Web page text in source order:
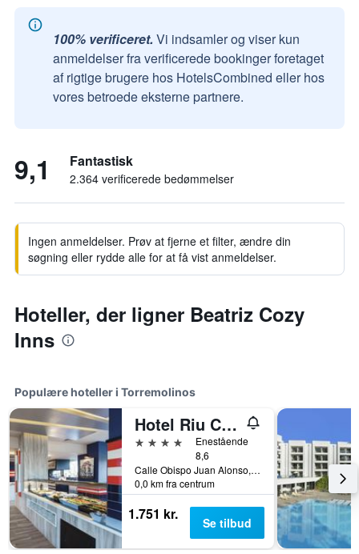
100% verificeret. Vi indsamler og viser kun
anmeldelser fra verificerede bookinger foretaget
af rigtige brugere hos HotelsCombined eller hos
vores betroede eksterne partnere.
9,1 Fantastisk
2.364 verificerede bedømmelser
Ingen anmeldelser. Prøv at fjerne et filter, ændre din
søgning eller rydde alle for at få vist anmeldelser.
Hoteller, der ligner Beatriz Cozy
Inns
Populære hoteller i Torremolinos
Hotel Riu Costa Del Sol
4 stjerner
Enestående
8,6
Calle Obispo Juan Alonso, nº 2, Torremolinos, Andalusien, Spanien
0,0 km fra centrum
1.751 kr. Se tilbud